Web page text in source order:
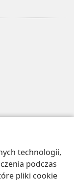
technologii,
podczas
pliki cookie